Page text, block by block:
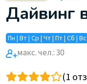
Дайвинг
Пн | Вт | Ср | Чт | Пт | Сб | Вс
макс. чел.: 30
(1